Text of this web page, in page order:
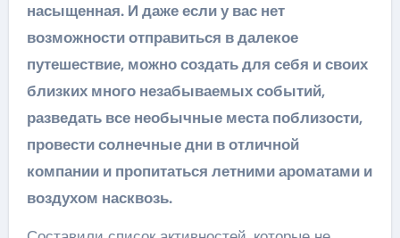
насыщенная. И даже если у вас нет
возможности отправиться в далекое
путешествие, можно создать для себя и своих
близких много незабываемых событий,
разведать все необычные места поблизости,
провести солнечные дни в отличной
компании и пропитаться летними ароматами и
воздухом насквозь.